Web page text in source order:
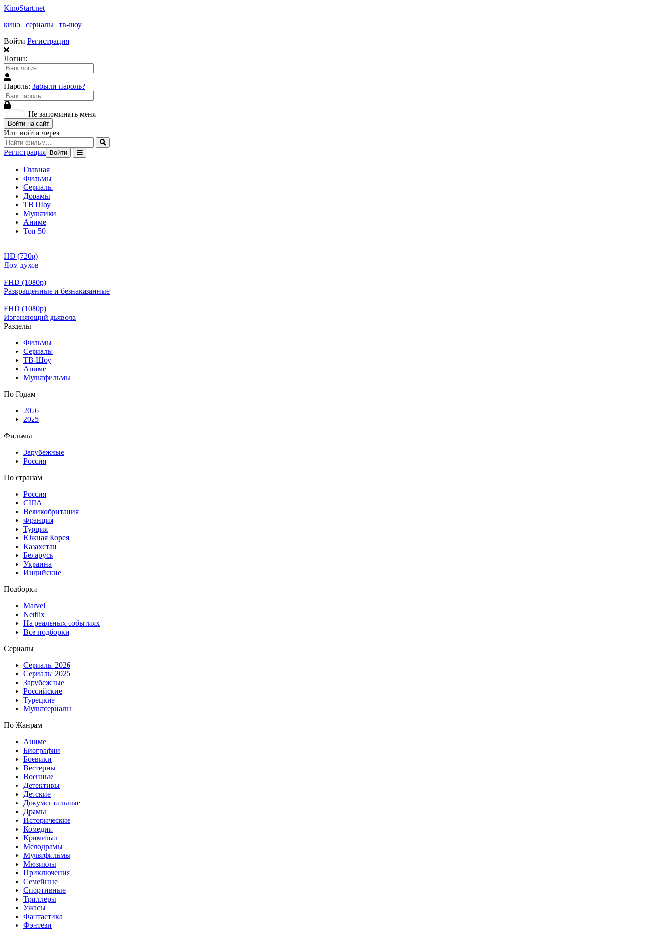
KinoStart.net
кино | сериалы | тв-шоу
Войти Регистрация
Логин:
Пароль: Забыли пароль?
Не запоминать меня
Войти на сайт
Или войти через
Регистрация Войти
Главная
Фильмы
Сериалы
Дорамы
ТВ Шоу
Мультики
Аниме
Топ 50
HD (720p)
Дом духов
FHD (1080p)
Развращённые и безнаказанные
FHD (1080p)
Изгоняющий дьявола
Разделы
Фильмы
Сериалы
ТВ-Шоу
Аниме
Мультфильмы
По Годам
2026
2025
Фильмы
Зарубежные
Россия
По странам
Россия
США
Великобритания
Франция
Турция
Южная Корея
Казахстан
Беларусь
Украина
Индийские
Подборки
Marvel
Netflix
На реальных событиях
Все подборки
Сериалы
Сериалы 2026
Сериалы 2025
Зарубежные
Российские
Турецкие
Мультсериалы
По Жанрам
Аниме
Биографии
Боевики
Вестерны
Военные
Детективы
Детские
Документальные
Драмы
Исторические
Комедии
Криминал
Мелодрамы
Мультфильмы
Мюзиклы
Приключения
Семейные
Спортивные
Триллеры
Ужасы
Фантастика
Фэнтези